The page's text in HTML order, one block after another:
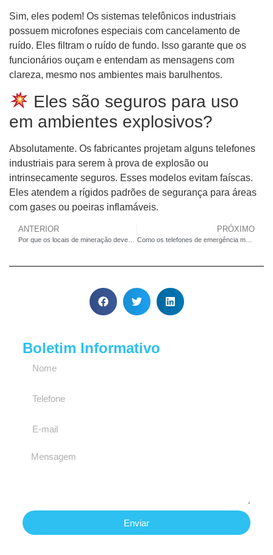
Sim, eles podem! Os sistemas telefônicos industriais
possuem microfones especiais com cancelamento de
ruído. Eles filtram o ruído de fundo. Isso garante que os
funcionários ouçam e entendam as mensagens com
clareza, mesmo nos ambientes mais barulhentos.
Eles são seguros para uso
em ambientes explosivos?
Absolutamente. Os fabricantes projetam alguns telefones
industriais para serem à prova de explosão ou
intrinsecamente seguros. Esses modelos evitam faíscas.
Eles atendem a rígidos padrões de segurança para áreas
com gases ou poeiras inflamáveis.
ANTERIOR PRÓXIMO
Como os telefones de emergência montados na parede podem melhorar o tempo de resposta nas estações de transporte público?
Boletim Informativo
Enviar